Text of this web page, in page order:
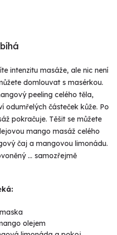
intenzitu masáže, ale nic není
domlouvat s masérkou.
peeling celého těla,
odumřelých částeček kůže. Po
pokračuje. Těšit se můžete
mango masáž celého
čaj a mangovou limonádu.
… samozřejmě
olejem